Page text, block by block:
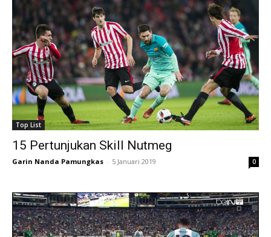
Top List
15 Pertunjukan Skill Nutmeg
Garin Nanda Pamungkas - 5 Januari 2019 0